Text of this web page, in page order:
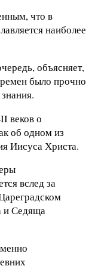
что в
наиболее
объясняет,
было прочно
веков о
об одном из
Иисуса Христа.
вслед за
и Седяща